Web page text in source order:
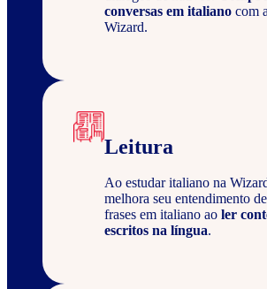
conversas em italiano com
Wizard.
Leitura
Ao estudar italiano na
melhora seu entendimento
frases em italiano ao ler
escritos na língua.